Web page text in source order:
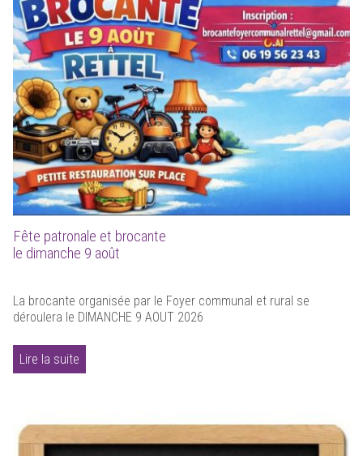
Fête patronale et brocante
le dimanche 9 août
La brocante organisée par le Foyer communal et rural se
déroulera le DIMANCHE 9 AOUT 2026
Lire la suite